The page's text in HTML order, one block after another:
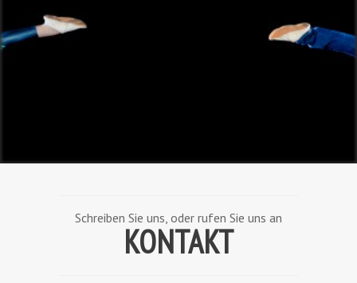
Schreiben Sie uns, oder rufen Sie uns an
KONTAKT